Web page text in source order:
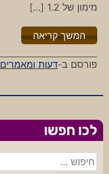
מימון של 1.2 […]
המשך קריאה"%s"
פורסם ב-דעות ומאמרים
לכו חפשו
חיפוש: